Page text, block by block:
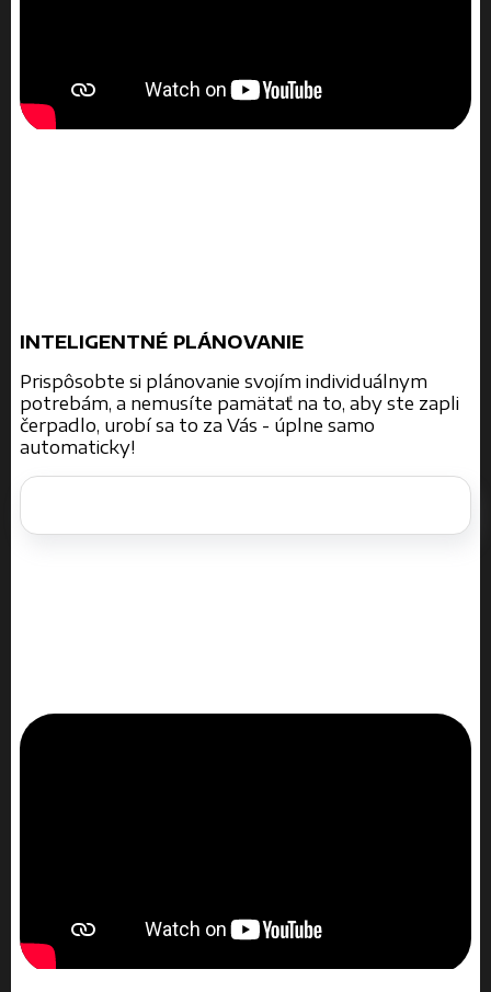
INTELIGENTNÉ PLÁNOVANIE
Prispôsobte si plánovanie svojím individuálnym
potrebám, a nemusíte pamätať na to, aby ste zapli
čerpadlo, urobí sa to za Vás - úplne samo
automaticky!